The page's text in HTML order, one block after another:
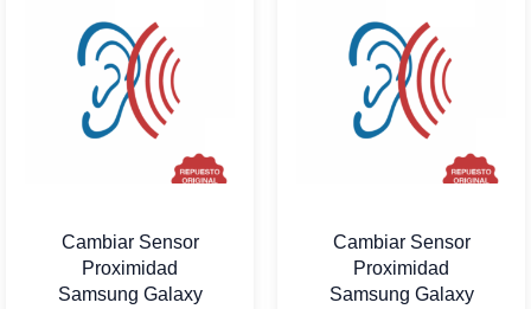
Cambiar Sensor
Proximidad
Samsung Galaxy
Cambiar Sensor
Proximidad
Samsung Galaxy